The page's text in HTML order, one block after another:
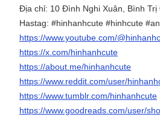
Địa chỉ: 10 Đình Nghi Xuân, Bình
Hastag: #hinhanhcute #hinhcute
https://www.youtube.com/
https://x.com/hinhanhcute
https://about.me/hinhanhcute
https://www.reddit.com/user/
https://www.tumblr.com/hinhanhcute
https://www.goodreads.com/user/